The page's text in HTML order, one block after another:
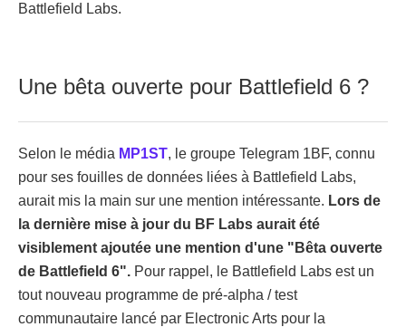
Battlefield Labs.
Une bêta ouverte pour Battlefield 6 ?
Selon le média MP1ST, le groupe Telegram 1BF, connu
pour ses fouilles de données liées à Battlefield Labs,
aurait mis la main sur une mention intéressante. Lors de
la dernière mise à jour du BF Labs aurait été
visiblement ajoutée une mention d'une "Bêta ouverte
de Battlefield 6". Pour rappel, le Battlefield Labs est un
tout nouveau programme de pré-alpha / test
communautaire lancé par Electronic Arts pour la